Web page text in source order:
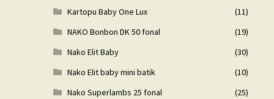
Kartopu Baby One Lux
(11)
NAKO Bonbon DK 50 fonal
(19)
Nako Elit Baby
(30)
Nako Elit baby mini batik
(10)
Nako Superlambs 25 fonal
(25)